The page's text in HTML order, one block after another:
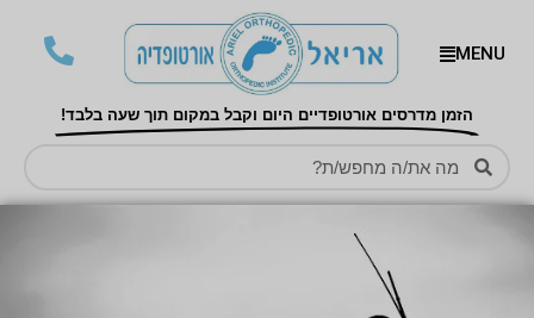
MENU
הזמן מדרסים אורטופדיים היום וקבל במקום תוך שעה בלבד!